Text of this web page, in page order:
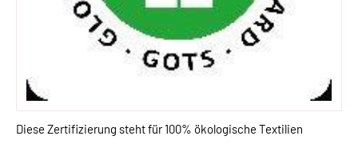
Diese Zertifizierung steht für 100% ökologische Textilien